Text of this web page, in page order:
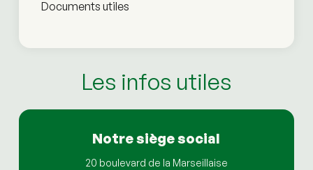
Documents utiles
Les infos utiles
Notre siège social
20 boulevard de la Marseillaise